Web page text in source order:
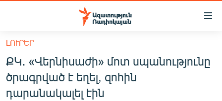
Մատչելիության
հիմնական
բովանդակությանը
Անցնել
հիմնական
մենյուին
ՀԱՅԱՍՏԱՆ
ՔԱՂԱՔԱԿԱՆ
ԼՈՒՐԵՐ
ՔԿ․ «Վերնիսաժի» մոտ սպանությունը
ծրագրված է եղել, զոհին
դարանակալել էին